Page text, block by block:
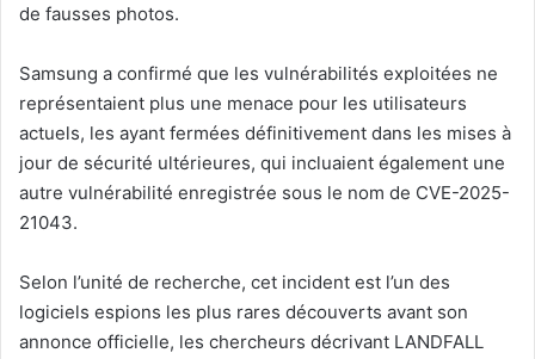
de fausses photos.
Samsung a confirmé que les vulnérabilités exploitées ne
représentaient plus une menace pour les utilisateurs
actuels, les ayant fermées définitivement dans les mises à
jour de sécurité ultérieures, qui incluaient également une
autre vulnérabilité enregistrée sous le nom de CVE-2025-
21043.
Selon l’unité de recherche, cet incident est l’un des
logiciels espions les plus rares découverts avant son
annonce officielle, les chercheurs décrivant LANDFALL